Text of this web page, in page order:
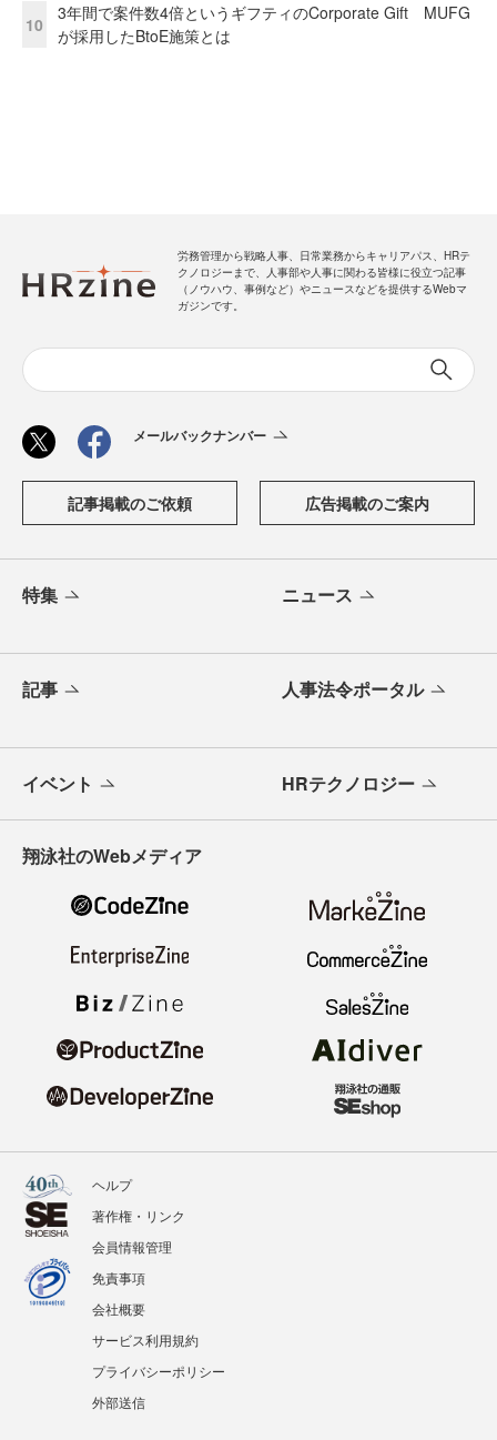
10
3年間で案件数4倍というギフティのCorporate Gift MUFG
が採用したBtoE施策とは
労務管理から戦略人事、日常業務からキャリアパス、HRテ
クノロジーまで、人事部や人事に関わる皆様に役立つ記事
（ノウハウ、事例など）やニュースなどを提供するWebマ
ガジンです。
メールバックナンバー
記事掲載のご依頼 広告掲載のご案内
特集 ニュース
記事 人事法令ポータル
イベント HRテクノロジー
翔泳社のWebメディア
ヘルプ
著作権・リンク
会員情報管理
免責事項
会社概要
サービス利用規約
プライバシーポリシー
外部送信